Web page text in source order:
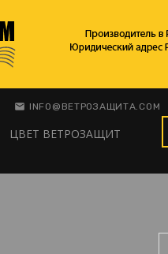
INFO@ВЕТРОЗАЩИТА.COM
ЦВЕТ ВЕТРОЗАЩИТ